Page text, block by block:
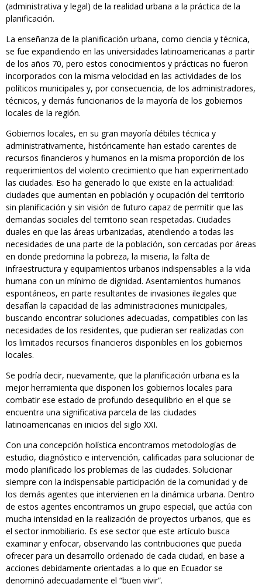
(administrativa y legal) de la realidad urbana a la práctica de la
planificación.
La enseñanza de la planificación urbana, como ciencia y técnica,
se fue expandiendo en las universidades latinoamericanas a partir
de los años 70, pero estos conocimientos y prácticas no fueron
incorporados con la misma velocidad en las actividades de los
políticos municipales y, por consecuencia, de los administradores,
técnicos, y demás funcionarios de la mayoría de los gobiernos
locales de la región.
Gobiernos locales, en su gran mayoría débiles técnica y
administrativamente, históricamente han estado carentes de
recursos financieros y humanos en la misma proporción de los
requerimientos del violento crecimiento que han experimentado
las ciudades. Eso ha generado lo que existe en la actualidad:
ciudades que aumentan en población y ocupación del territorio
sin planificación y sin visión de futuro capaz de permitir que las
demandas sociales del territorio sean respetadas. Ciudades
duales en que las áreas urbanizadas, atendiendo a todas las
necesidades de una parte de la población, son cercadas por áreas
en donde predomina la pobreza, la miseria, la falta de
infraestructura y equipamientos urbanos indispensables a la vida
humana con un mínimo de dignidad. Asentamientos humanos
espontáneos, en parte resultantes de invasiones ilegales que
desafían la capacidad de las administraciones municipales,
buscando encontrar soluciones adecuadas, compatibles con las
necesidades de los residentes, que pudieran ser realizadas con
los limitados recursos financieros disponibles en los gobiernos
locales.
Se podría decir, nuevamente, que la planificación urbana es la
mejor herramienta que disponen los gobiernos locales para
combatir ese estado de profundo desequilibrio en el que se
encuentra una significativa parcela de las ciudades
latinoamericanas en inicios del siglo XXI.
Con una concepción holística encontramos metodologías de
estudio, diagnóstico e intervención, calificadas para solucionar de
modo planificado los problemas de las ciudades. Solucionar
siempre con la indispensable participación de la comunidad y de
los demás agentes que intervienen en la dinámica urbana. Dentro
de estos agentes encontramos un grupo especial, que actúa con
mucha intensidad en la realización de proyectos urbanos, que es
el sector inmobiliario. Es ese sector que este artículo busca
examinar y enfocar, observando las contribuciones que pueda
ofrecer para un desarrollo ordenado de cada ciudad, en base a
acciones debidamente orientadas a lo que en Ecuador se
denominó adecuadamente el “buen vivir”.